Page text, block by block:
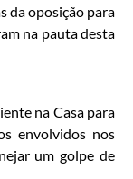
da oposição para
na pauta desta
na Casa para
envolvidos nos
um golpe de